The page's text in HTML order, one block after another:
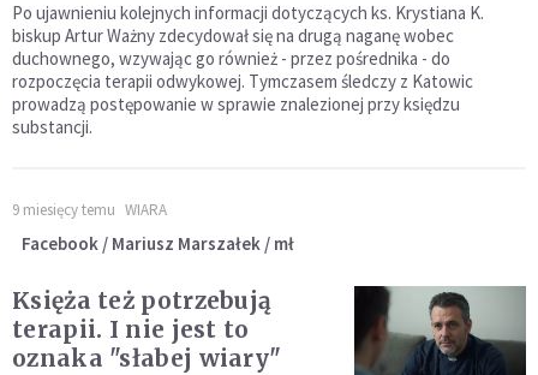
Po ujawnieniu kolejnych informacji dotyczących ks. Krystiana K.
biskup Artur Ważny zdecydował się na drugą naganę wobec
duchownego, wzywając go również - przez pośrednika - do
rozpoczęcia terapii odwykowej. Tymczasem śledczy z Katowic
prowadzą postępowanie w sprawie znalezionej przy księdzu
substancji.
9 miesięcy temu WIARA
Facebook / Mariusz Marszałek / mł
Księża też potrzebują
terapii. I nie jest to
oznaka "słabej wiary"